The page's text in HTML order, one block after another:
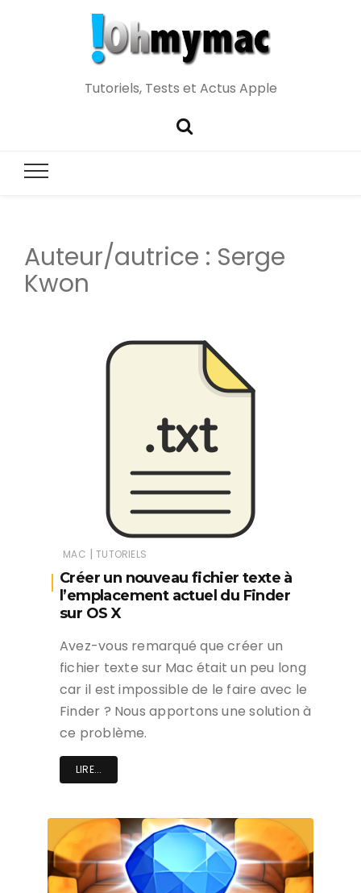
Tutoriels, Tests et Actus Apple
Auteur/autrice : Serge
Kwon
MAC | TUTORIELS
Créer un nouveau fichier texte à
l’emplacement actuel du Finder
sur OS X
Avez-vous remarqué que créer un
fichier texte sur Mac était un peu long
car il est impossible de le faire avec le
Finder ? Nous apportons une solution à
ce problème.
LIRE...